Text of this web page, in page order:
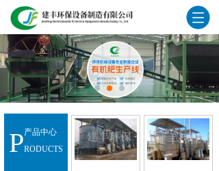
产品中心
PRODUCTS